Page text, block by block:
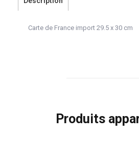
Carte de France import 29.5 x 30 cm
Produits